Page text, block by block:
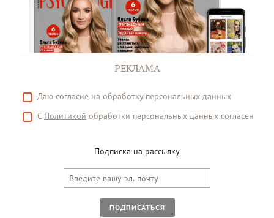
РЕКЛАМА
Даю согласие на обработку персональных данных
С Политикой обработки персональных данных согласен
Подписка на рассылку
ПОДПИСАТЬСЯ